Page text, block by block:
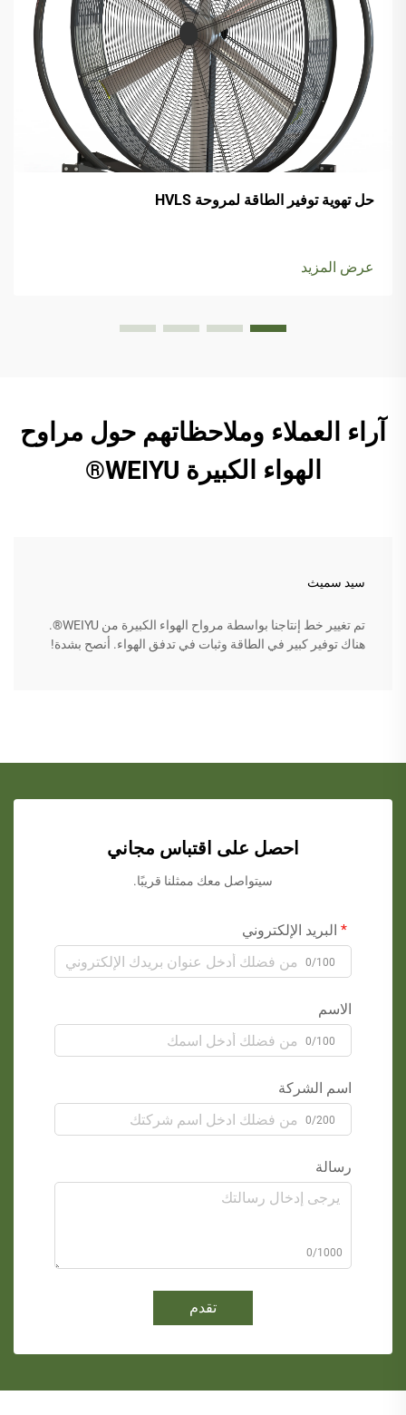
حل تهوية توفير الطاقة لمروحة HVLS
عرض المزيد
آراء العملاء وملاحظاتهم حول مراوح
الهواء الكبيرة WEIYU®
سيد سميث
تم تغيير خط إنتاجنا بواسطة مرواح الهواء الكبيرة من WEIYU®.
هناك توفير كبير في الطاقة وثبات في تدفق الهواء. أنصح بشدة!
احصل على اقتباس مجاني
سيتواصل معك ممثلنا قريبًا.
البريد الإلكتروني
0/100
الاسم
0/100
اسم الشركة
0/200
رسالة
0/1000
تقدم